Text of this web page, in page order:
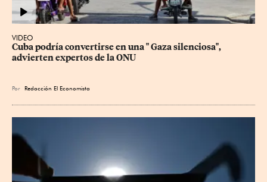
VIDEO
Cuba podría convertirse en una " Gaza silenciosa",
advierten expertos de la ONU
Por Redacción El Economista